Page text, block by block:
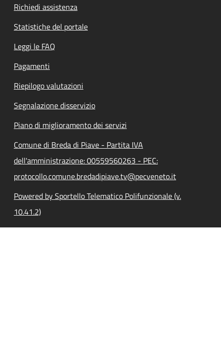
Richiedi assistenza
Statistiche del portale
Leggi le FAQ
Pagamenti
Riepilogo valutazioni
Segnalazione disservizio
Piano di miglioramento dei servizi
Comune di Breda di Piave - Partita IVA
dell'amministrazione: 00559560263 - PEC:
protocollo.comune.bredadipiave.tv@pecveneto.it
Powered by Sportello Telematico Polifunzionale (v.
10.41.2)